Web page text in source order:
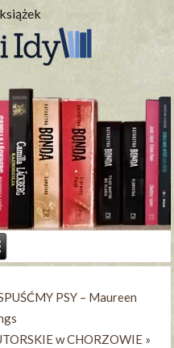
PSY – Maureen
w CHORZOWIE»